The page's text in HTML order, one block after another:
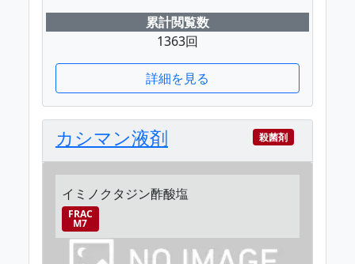
累計閲覧数
1363回
詳細を見る
カシマン液剤 殺菌剤
イミノクタジン酢酸塩
FRAC
M7